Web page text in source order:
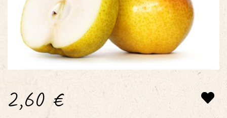
2,60 €